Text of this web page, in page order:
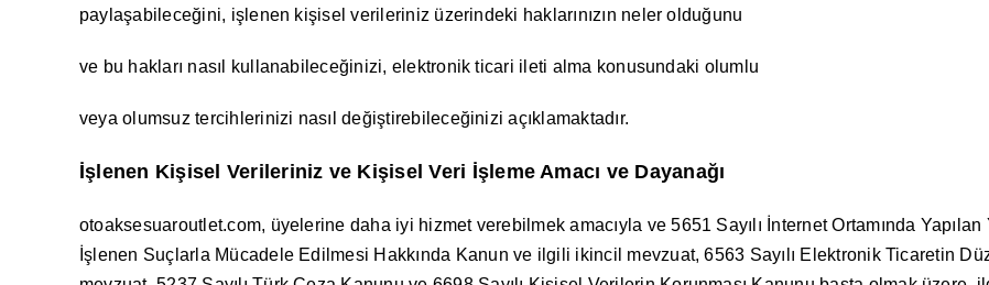
paylaşabileceğini, işlenen kişisel verileriniz üzerindeki haklarınızın neler olduğunu
ve bu hakları nasıl kullanabileceğinizi, elektronik ticari ileti alma konusundaki olumlu
veya olumsuz tercihlerinizi nasıl değiştirebileceğinizi açıklamaktadır.
İşlenen Kişisel Verileriniz ve Kişisel Veri İşleme Amacı ve Dayanağı
otoaksesuaroutlet.com, üyelerine daha iyi hizmet verebilmek amacıyla ve 5651 Sayılı İnternet Ortamında
İşlenen Suçlarla Mücadele Edilmesi Hakkında Kanun ve ilgili ikincil mevzuat, 6563 Sayılı Elektronik Ticaretin